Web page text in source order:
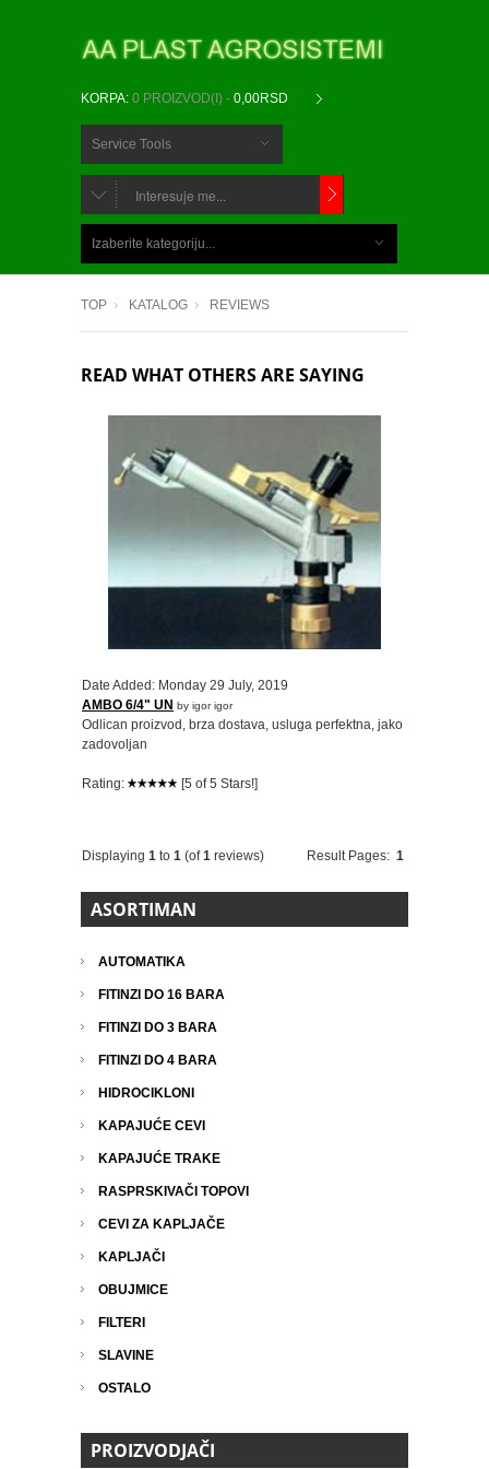
KORPA: 0 PROIZVOD(I) - 0,00RSD
Service Tools
CHOOSE
ITEMS...
Izaberite kategoriju...
TOP KATALOG REVIEWS
READ WHAT OTHERS ARE SAYING
Date Added: Monday 29 July, 2019
AMBO 6/4" UN by igor igor
Odlican proizvod, brza dostava, usluga perfektna, jako
zadovoljan
Rating: [5 of 5 Stars!]
Result Pages: 1
Displaying 1 to 1 (of1 reviews)
ASORTIMAN
AUTOMATIKA
FITINZI DO 16 BARA
FITINZI DO 3 BARA
FITINZI DO 4 BARA
HIDROCIKLONI
KAPAJUĆE CEVI
KAPAJUĆE TRAKE
RASPRSKIVAČI TOPOVI
CEVI ZA KAPLJAČE
KAPLJAČI
OBUJMICE
FILTERI
SLAVINE
OSTALO
PROIZVODJAČI